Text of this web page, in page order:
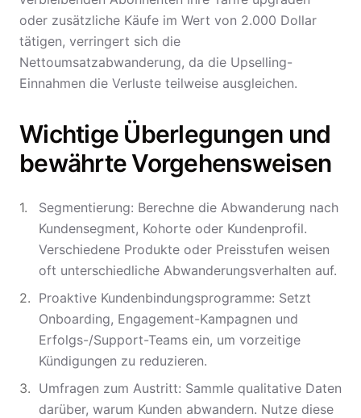
oder zusätzliche Käufe im Wert von 2.000 Dollar
tätigen, verringert sich die
Nettoumsatzabwanderung, da die Upselling-
Einnahmen die Verluste teilweise ausgleichen.
Wichtige Überlegungen und
bewährte Vorgehensweisen
Segmentierung: Berechne die Abwanderung nach
Kundensegment, Kohorte oder Kundenprofil.
Verschiedene Produkte oder Preisstufen weisen
oft unterschiedliche Abwanderungsverhalten auf.
Proaktive Kundenbindungsprogramme: Setzt
Onboarding, Engagement-Kampagnen und
Erfolgs-/Support-Teams ein, um vorzeitige
Kündigungen zu reduzieren.
Umfragen zum Austritt: Sammle qualitative Daten
darüber, warum Kunden abwandern. Nutze diese